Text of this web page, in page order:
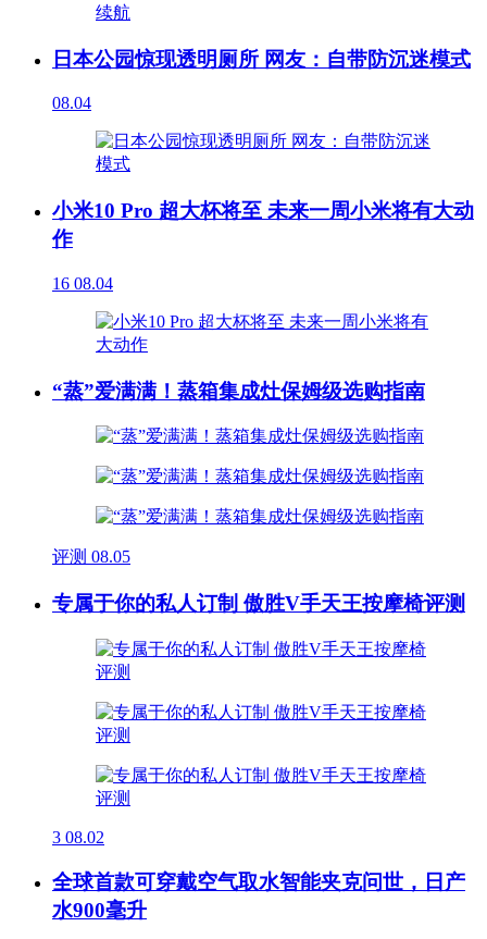
日本公园惊现透明厕所 网友：自带防沉迷模式
08.04
小米10 Pro 超大杯将至 未来一周小米将有大动
作
16 08.04
“蒸”爱满满！蒸箱集成灶保姆级选购指南
评测 08.05
专属于你的私人订制 傲胜V手天王按摩椅评测
3 08.02
全球首款可穿戴空气取水智能夹克问世，日产
水900毫升